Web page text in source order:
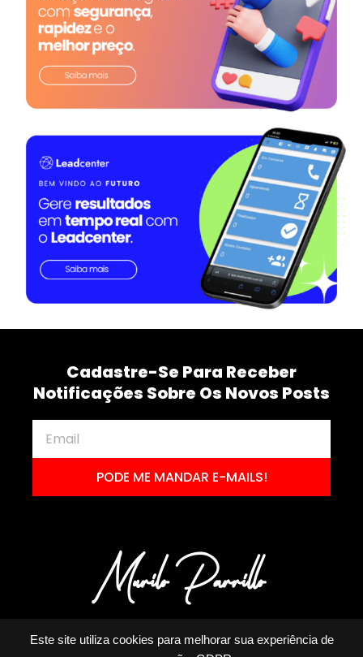
Este site utiliza cookies para melhorar sua experiência de
Cadastre-Se Para Receber
Notificações Sobre Os Novos Posts
PODE ME MANDAR E-MAILS!